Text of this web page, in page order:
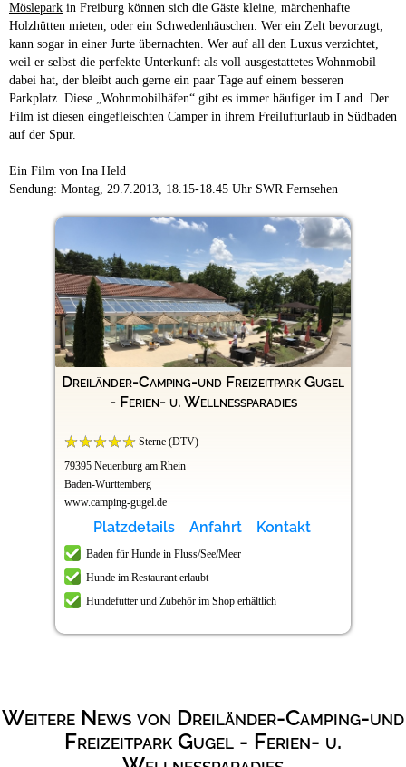
Möslepark in Freiburg können sich die Gäste kleine, märchenhafte
Holzhütten mieten, oder ein Schwedenhäuschen. Wer ein Zelt bevorzugt,
kann sogar in einer Jurte übernachten. Wer auf all den Luxus verzichtet,
weil er selbst die perfekte Unterkunft als voll ausgestattetes Wohnmobil
dabei hat, der bleibt auch gerne ein paar Tage auf einem besseren
Parkplatz. Diese „Wohnmobilhäfen“ gibt es immer häufiger im Land. Der
Film ist diesen eingefleischten Camper in ihrem Freilufturlaub in Südbaden
auf der Spur.
Ein Film von Ina Held
Sendung: Montag, 29.7.2013, 18.15-18.45 Uhr SWR Fernsehen
Dreiländer-Camping-und Freizeitpark Gugel
- Ferien- u. Wellnessparadies
Sterne (DTV)
79395 Neuenburg am Rhein
Baden-Württemberg
www.camping-gugel.de
Platzdetails Anfahrt Kontakt
Baden für Hunde in Fluss/See/Meer
Hunde im Restaurant erlaubt
Hundefutter und Zubehör im Shop erhältlich
Weitere News von Dreiländer-Camping-und
Freizeitpark Gugel - Ferien- u.